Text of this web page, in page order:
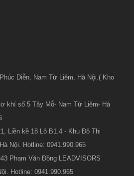
Diễn, Nam Từ Liêm, Hà Nội.( Kho
khí số 5 Tây Mỗ- Nam Từ Liêm- Hà
Liền kề 18 Lô B1.4 - Khu Đô Thị
Nội. Hotline: 0941.990.965
Phạm Văn Đồng LEADVISORS
Hotline: 0941.990.965